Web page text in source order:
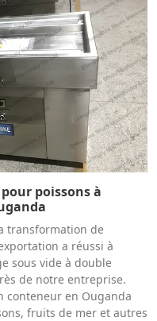
poissons à
transformation de
a réussi à
sous vide à double
de notre entreprise.
conteneur en Ouganda
fruits de mer et autres